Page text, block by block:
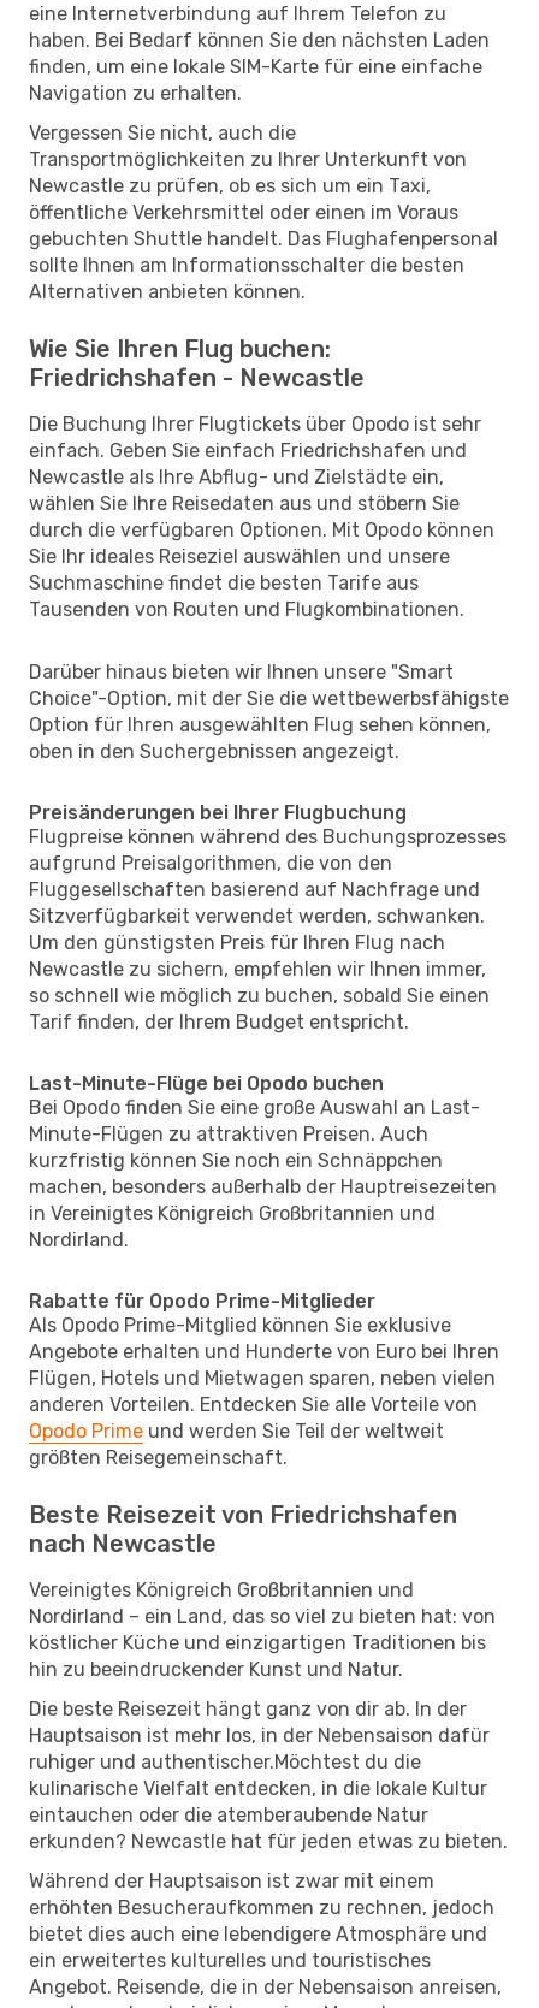
eine Internetverbindung auf Ihrem Telefon zu
haben. Bei Bedarf können Sie den nächsten Laden
finden, um eine lokale SIM-Karte für eine einfache
Navigation zu erhalten.
Vergessen Sie nicht, auch die
Transportmöglichkeiten zu Ihrer Unterkunft von
Newcastle zu prüfen, ob es sich um ein Taxi,
öffentliche Verkehrsmittel oder einen im Voraus
gebuchten Shuttle handelt. Das Flughafenpersonal
sollte Ihnen am Informationsschalter die besten
Alternativen anbieten können.
Wie Sie Ihren Flug buchen:
Friedrichshafen - Newcastle
Die Buchung Ihrer Flugtickets über Opodo ist sehr
einfach. Geben Sie einfach Friedrichshafen und
Newcastle als Ihre Abflug- und Zielstädte ein,
wählen Sie Ihre Reisedaten aus und stöbern Sie
durch die verfügbaren Optionen. Mit Opodo können
Sie Ihr ideales Reiseziel auswählen und unsere
Suchmaschine findet die besten Tarife aus
Tausenden von Routen und Flugkombinationen.
Darüber hinaus bieten wir Ihnen unsere "Smart
Choice"-Option, mit der Sie die wettbewerbsfähigste
Option für Ihren ausgewählten Flug sehen können,
oben in den Suchergebnissen angezeigt.
Preisänderungen bei Ihrer Flugbuchung
Flugpreise können während des Buchungsprozesses
aufgrund Preisalgorithmen, die von den
Fluggesellschaften basierend auf Nachfrage und
Sitzverfügbarkeit verwendet werden, schwanken.
Um den günstigsten Preis für Ihren Flug nach
Newcastle zu sichern, empfehlen wir Ihnen immer,
so schnell wie möglich zu buchen, sobald Sie einen
Tarif finden, der Ihrem Budget entspricht.
Last-Minute-Flüge bei Opodo buchen
Bei Opodo finden Sie eine große Auswahl an Last-
Minute-Flügen zu attraktiven Preisen. Auch
kurzfristig können Sie noch ein Schnäppchen
machen, besonders außerhalb der Hauptreisezeiten
in Vereinigtes Königreich Großbritannien und
Nordirland.
Rabatte für Opodo Prime-Mitglieder
Als Opodo Prime-Mitglied können Sie exklusive
Angebote erhalten und Hunderte von Euro bei Ihren
Flügen, Hotels und Mietwagen sparen, neben vielen
anderen Vorteilen. Entdecken Sie alle Vorteile von
Opodo Prime und werden Sie Teil der weltweit
größten Reisegemeinschaft.
Beste Reisezeit von Friedrichshafen
nach Newcastle
Vereinigtes Königreich Großbritannien und
Nordirland – ein Land, das so viel zu bieten hat: von
köstlicher Küche und einzigartigen Traditionen bis
hin zu beeindruckender Kunst und Natur.
Die beste Reisezeit hängt ganz von dir ab. In der
Hauptsaison ist mehr los, in der Nebensaison dafür
ruhiger und authentischer.Möchtest du die
kulinarische Vielfalt entdecken, in die lokale Kultur
eintauchen oder die atemberaubende Natur
erkunden? Newcastle hat für jeden etwas zu bieten.
Während der Hauptsaison ist zwar mit einem
erhöhten Besucheraufkommen zu rechnen, jedoch
bietet dies auch eine lebendigere Atmosphäre und
ein erweitertes kulturelles und touristisches
Angebot. Reisende, die in der Nebensaison anreisen,